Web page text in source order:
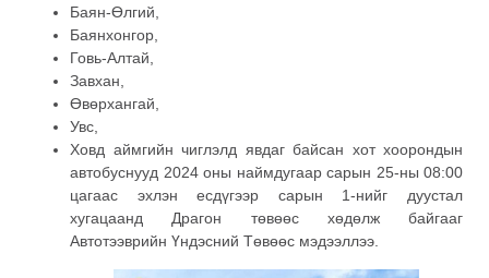
Баян-Өлгий,
Баянхонгор,
Говь-Алтай,
Завхан,
Өвөрхангай,
Увс,
Ховд аймгийн чиглэлд явдаг байсан хот хоорондын
автобуснууд 2024 оны наймдугаар сарын 25-ны 08:00
цагаас эхлэн есдүгээр сарын 1-нийг дуустал
хугацаанд Драгон төвөөс хөдөлж байгааг
Автотээврийн Үндэсний Төвөөс мэдээллээ.